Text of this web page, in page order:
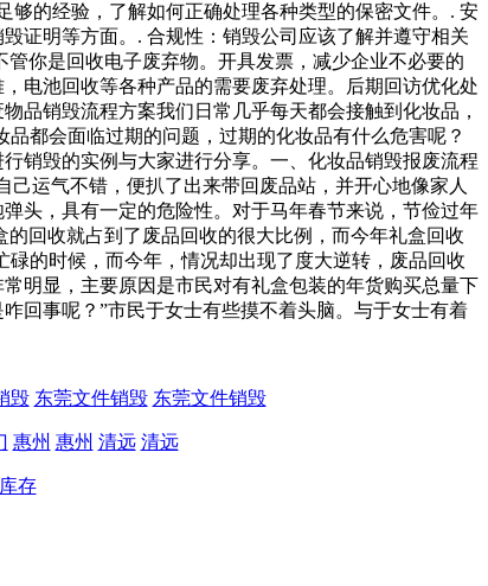
的经验，了解如何正确处理各种类型的保密文件。. 安
证明等方面。. 合规性：销毁公司应该了解并遵守相关
你是回收电子废弃物。开具发票，减少企业不必要的
电池回收等各种产品的需要废弃处理。后期回访优化处
品销毁流程方案我们日常几乎每天都会接触到化妆品，
都会面临过期的问题，过期的化妆品有什么危害呢？
销毁的实例与大家进行分享。一、化妆品销毁报废流程
运气不错，便扒了出来带回废品站，并开心地像家人
头，具有一定的危险性。对于马年春节来说，节俭过年
回收就占到了废品回收的很大比例，而今年礼盒回收
的时候，而今年，情况却出现了度大逆转，废品回收
明显，主要原因是市民对有礼盒包装的年货购买总量下
事呢？”市民于女士有些摸不着头脑。与于女士有着
毁 东莞文件销毁 东莞文件销毁
惠州 惠州 清远 清远
存